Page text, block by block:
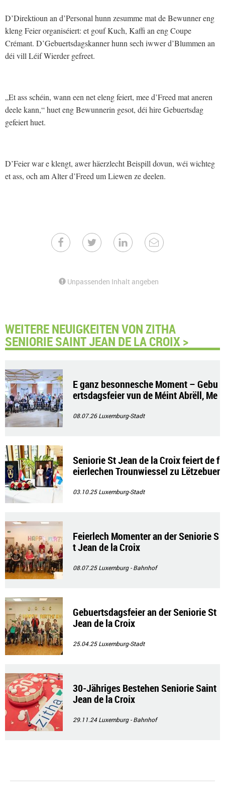
D’Direktioun an d’Personal hunn zesumme mat de Bewunner eng
kleng Feier organiséiert: et gouf Kuch, Kaffi an eng Coupe
Crémant. D’Gebuertsdagskanner hunn sech iwwer d’Blummen an
déi vill Léif Wierder gefreet.
„Et ass schéin, wann een net eleng feiert, mee d’Freed mat aneren
deele kann,“ huet eng Bewunnerin gesot, déi hire Gebuertsdag
gefeiert huet.
D’Feier war e klengt, awer häerzlecht Beispill dovun, wéi wichteg
et ass, och am Alter d’Freed um Liewen ze deelen.
Unpassenden Inhalt angeben
WEITERE NEUIGKEITEN VON ZITHA
SENIORIE SAINT JEAN DE LA CROIX >
E ganz besonnesche Moment – Gebu
ertsdagsfeier vun de Méint Abrëll, Me
08.07.26Luxemburg-Stadt
Seniorie St Jean de la Croix feiert de f
eierlechen Trounwiessel zu Lëtzebuer
03.10.25Luxemburg-Stadt
Feierlech Momenter an der Seniorie S
t Jean de la Croix
08.07.25Luxemburg - Bahnhof
Gebuertsdagsfeier an der Seniorie St
Jean de la Croix
25.04.25Luxemburg-Stadt
30-Jähriges Bestehen Seniorie Saint
Jean de la Croix
29.11.24Luxemburg - Bahnhof